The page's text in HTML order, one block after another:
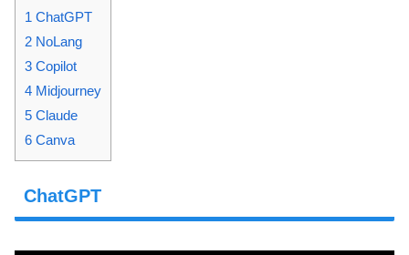
1 ChatGPT
2 NoLang
3 Copilot
4 Midjourney
5 Claude
6 Canva
ChatGPT